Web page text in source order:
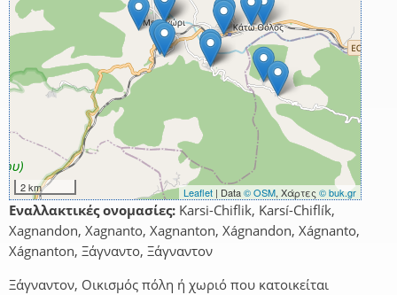
2 km Leaflet | Data© OSM, Χάρτες © buk.gr
Εναλλακτικές ονομασίες: Karsi-Chiflik, Karsí-Chiflík,
Xagnandon, Xagnanto, Xagnanton, Xágnandon, Xágnanto,
Xágnanton, Ξάγναντο, Ξάγναντον
Ξάγναντον, Οικισμός πόλη ή χωριό που κατοικείται